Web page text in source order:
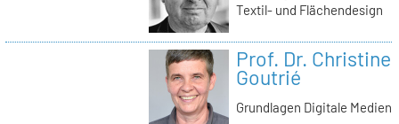
Textil- und Flächendesign
Prof. Dr. Christine
Goutrié
Grundlagen Digitale Medien